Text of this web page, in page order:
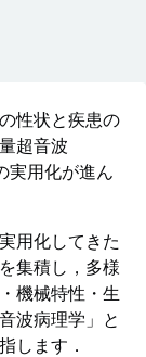
性状と疾患の
超音波
実用化が進ん
用化してきた
集積し，多様
機械特性・生
波病理学」と
します．